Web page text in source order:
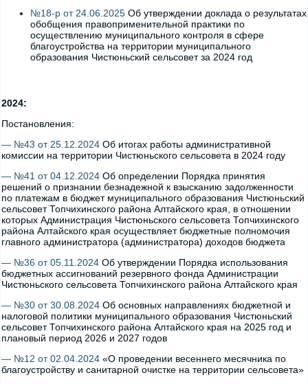
№18-р от 24.06.2025 Об утверждении доклада о результатах
обобщения правоприменительной практики по
осуществлению муниципального контроля в сфере
благоустройства на территории муниципального
образования Чистюньский сельсовет за 2024 год
2024:
Постановления:
— №43 от 25.12.2024 Об итогах работы административной
комиссии на территории Чистюньского сельсовета в 2024 году
— №41 от 04.12.2024 Об определении Порядка принятия
решений о признании безнадежной к взысканию задолженности
по платежам в бюджет муниципального образования Чистюньский
сельсовет Топчихинского района Алтайского края, в отношении
которых Администрация Чистюньского сельсовета Топчихинского
района Алтайского края осуществляет бюджетные полномочия
главного администратора (администратора) доходов бюджета
— №36 от 05.11.2024 Об утверждении Порядка использования
бюджетных ассигнований резервного фонда Администрации
Чистюньского сельсовета Топчихинского района Алтайского края
— №30 от 30.08.2024 Об основных направлениях бюджетной и
налоговой политики муниципального образования Чистюньский
сельсовет Топчихинского района Алтайского края на 2025 год и
плановый период 2026 и 2027 годов
— №12 от 02.04.2024 «О проведении весеннего месячника по
благоустройству и санитарной очистке на территории сельсовета»